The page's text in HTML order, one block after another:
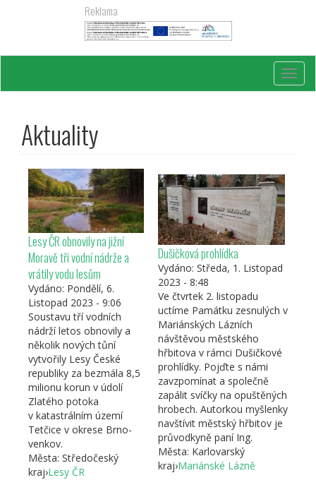
Reklama
Aktuality
Lesy ČR obnovily na jižní
Moravě tři vodní nádrže a
vrátily vodu lesům
Vydáno: Pondělí, 6.
Listopad 2023 - 9:06
Soustavu tří vodních
nádrží letos obnovily a
několik nových tůní
vytvořily Lesy České
republiky za bezmála 8,5
milionu korun v údolí
Zlatého potoka
v katastrálním území
Tetčice v okrese Brno-
venkov.
Města: Středočeský
kraj›Lesy ČR
Dušičková prohlídka
Vydáno: Středa, 1. Listopad
2023 - 8:48
Ve čtvrtek 2. listopadu
uctíme Památku zesnulých v
Mariánských Lázních
návštěvou městského
hřbitova v rámci Dušičkové
prohlídky. Pojďte s námi
zavzpomínat a společně
zapálit svíčky na opuštěných
hrobech. Autorkou myšlenky
navštívit městský hřbitov je
průvodkyně paní Ing.
Města: Karlovarský
kraj›Mariánské Lázně